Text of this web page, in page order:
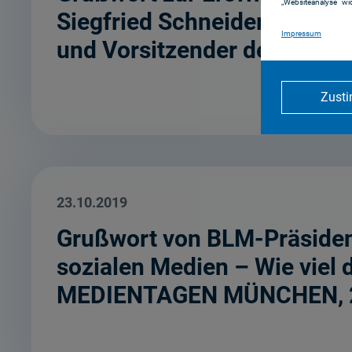
Impressum
Siegfried Schneider,
und Vorsitzender der
23.10.2019
Grußwort von BLM-
sozialen Medien – Wie viel
MEDIENTAGEN